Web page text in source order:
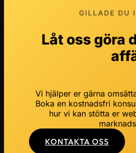
GILLADE DU
Låt oss göra
Vi hjälper er gärna
Boka en kostnadsfri
hur vi kan stötta er
KONTAKTA OSS